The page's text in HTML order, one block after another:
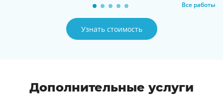
Все работы
Узнать стоимость
Дополнительные услуги